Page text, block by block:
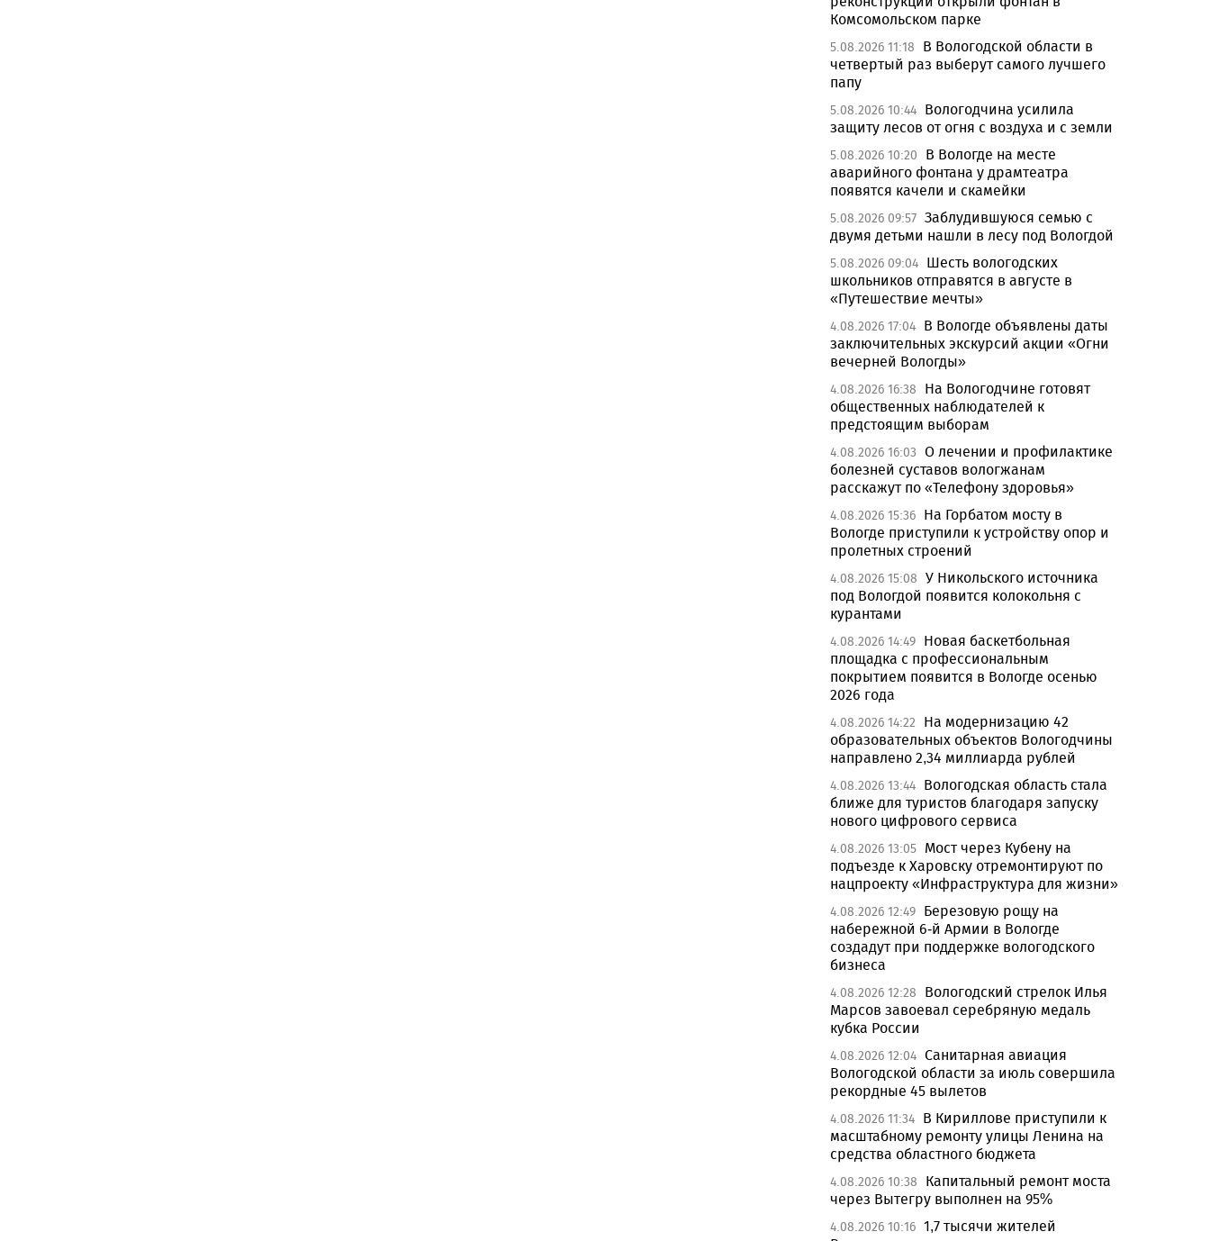
Комсомольском парке
5.08.2026 11:18
В Вологодской области в
четвертый раз выберут самого лучшего
папу
5.08.2026 10:44 Вологодчина усилила
защиту лесов от огня с воздуха и с земли
5.08.2026 10:20
В Вологде на месте
аварийного фонтана у драмтеатра
появятся качели и скамейки
5.08.2026 09:57 Заблудившуюся семью с
двумя детьми нашли в лесу под Вологдой
5.08.2026 09:04 Шесть вологодских
школьников отправятся в августе в
«Путешествие мечты»
4.08.2026 17:04 В Вологде объявлены даты
заключительных экскурсий акции «Огни
вечерней Вологды»
4.08.2026 16:38
На Вологодчине готовят
общественных наблюдателей к
предстоящим выборам
4.08.2026 16:03 О лечении и профилактике
болезней суставов вологжанам
расскажут по «Телефону здоровья»
4.08.2026 15:36 На Горбатом мосту в
Вологде приступили к устройству опор и
пролетных строений
4.08.2026 15:08 У Никольского источника
под Вологдой появится колокольня с
курантами
4.08.2026 14:49 Новая баскетбольная
площадка с профессиональным
покрытием появится в Вологде осенью
2026 года
4.08.2026 14:22
На модернизацию 42
образовательных объектов Вологодчины
направлено 2,34 миллиарда рублей
4.08.2026 13:44 Вологодская область стала
ближе для туристов благодаря запуску
нового цифрового сервиса
4.08.2026 13:05 Мост через Кубену на
подъезде к Харовску отремонтируют по
нацпроекту «Инфраструктура для жизни»
4.08.2026 12:49 Березовую рощу на
набережной 6-й Армии в Вологде
создадут при поддержке вологодского
бизнеса
4.08.2026 12:28
Вологодский стрелок Илья
Марсов завоевал серебряную медаль
кубка России
4.08.2026 12:04 Санитарная авиация
Вологодской области за июль совершила
рекордные 45 вылетов
4.08.2026 11:34 В Кириллове приступили к
масштабному ремонту улицы Ленина на
средства областного бюджета
4.08.2026 10:38
Капитальный ремонт моста
через Вытегру выполнен на 95%
4.08.2026 10:16 1,7 тысячи жителей